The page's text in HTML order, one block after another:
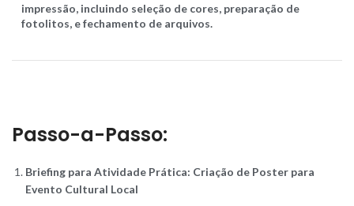
impressão, incluindo seleção de cores, preparação de
fotolitos, e fechamento de arquivos.
Passo-a-Passo:
Briefing para Atividade Prática: Criação de Poster para
Evento Cultural Local